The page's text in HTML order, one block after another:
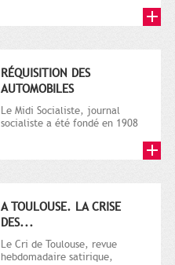
RÉQUISITION DES
AUTOMOBILES
Le Midi Socialiste, journal
socialiste a été fondé en 1908
A TOULOUSE. LA CRISE
DES...
Le Cri de Toulouse, revue
hebdomadaire satirique,